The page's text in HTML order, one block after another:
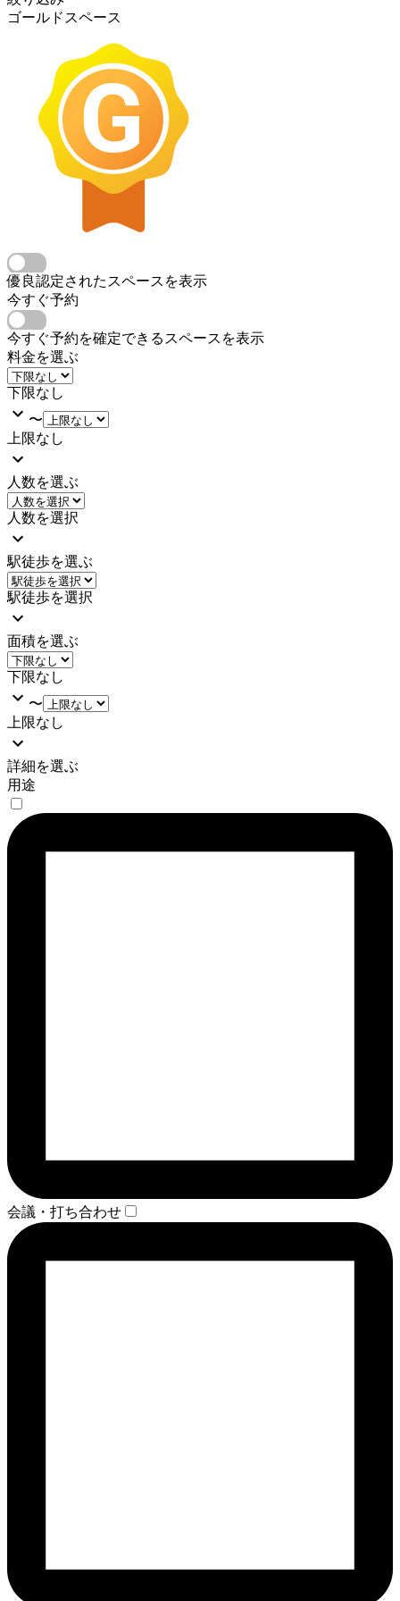
ゴールドスペース
優良認定されたスペースを表示
今すぐ予約
今すぐ予約を確定できるスペースを表示
料金を選ぶ
下限なし
〜
上限なし
人数を選ぶ
人数を選択
駅徒歩を選ぶ
駅徒歩を選択
面積を選ぶ
下限なし
〜
上限なし
詳細を選ぶ
用途
会議・打ち合わせ